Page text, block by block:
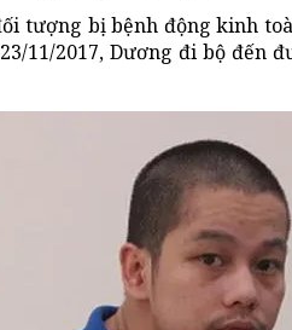
tượng bị bệnh động kinh
11/2017, Dương đi bộ đến